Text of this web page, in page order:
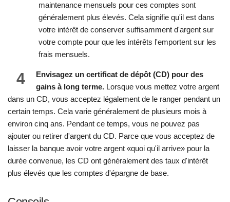
maintenance mensuels pour ces comptes sont
généralement plus élevés. Cela signifie qu'il est dans
votre intérêt de conserver suffisamment d'argent sur
votre compte pour que les intérêts l'emportent sur les
frais mensuels.
4
Envisagez un certificat de dépôt (CD) pour des
gains à long terme. Lorsque vous mettez votre argent
dans un CD, vous acceptez légalement de le ranger pendant un
certain temps. Cela varie généralement de plusieurs mois à
environ cinq ans. Pendant ce temps, vous ne pouvez pas
ajouter ou retirer d'argent du CD. Parce que vous acceptez de
laisser la banque avoir votre argent «quoi qu'il arrive» pour la
durée convenue, les CD ont généralement des taux d'intérêt
plus élevés que les comptes d'épargne de base.